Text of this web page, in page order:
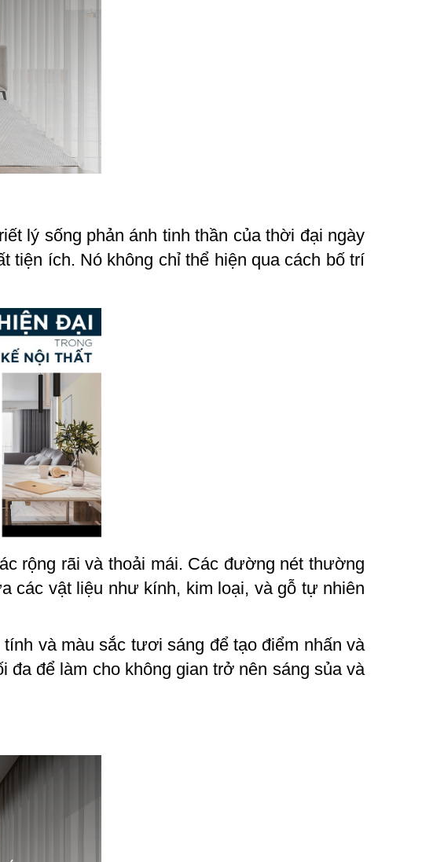
lý sống phản ánh tinh thần của thời đại ngày
tiện ích. Nó không chỉ thể hiện qua cách bố trí
rộng rãi và thoải mái. Các đường nét thường
các vật liệu như kính, kim loại, và gỗ tự nhiên
và màu sắc tươi sáng để tạo điểm nhấn và
để làm cho không gian trở nên sáng sủa và